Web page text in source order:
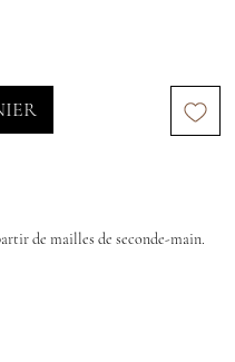
de mailles de seconde-main.